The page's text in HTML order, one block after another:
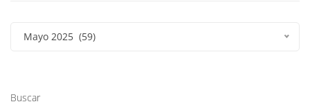
Mayo 2025 (59)
Buscar